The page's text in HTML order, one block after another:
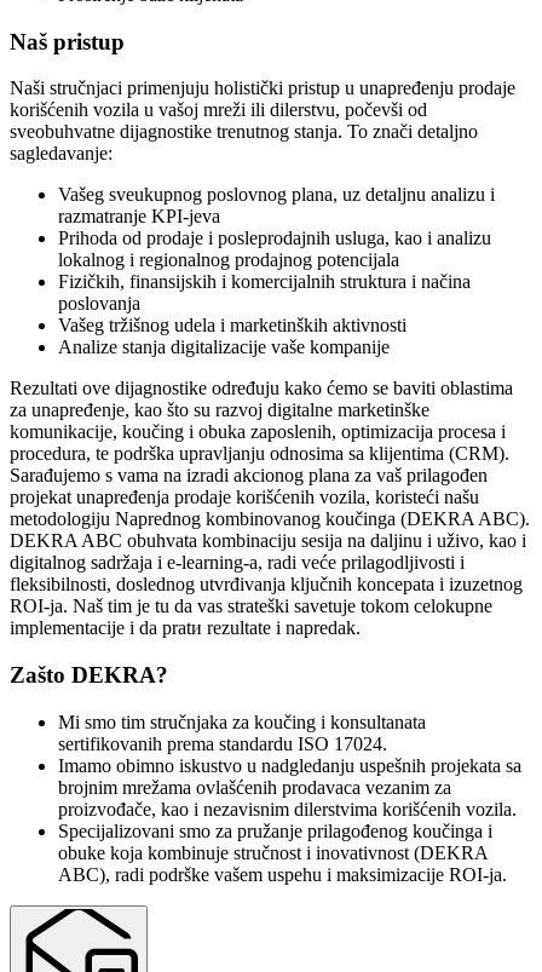
Naš pristup
Naši stručnjaci primenjuju holistički pristup u unapređenju prodaje
korišćenih vozila u vašoj mreži ili dilerstvu, počevši od
sveobuhvatne dijagnostike trenutnog stanja. To znači detaljno
sagledavanje:
Vašeg sveukupnog poslovnog plana, uz detaljnu analizu i
razmatranje KPI-jeva
Prihoda od prodaje i posleprodajnih usluga, kao i analizu
lokalnog i regionalnog prodajnog potencijala
Fizičkih, finansijskih i komercijalnih struktura i načina
poslovanja
Vašeg tržišnog udela i marketinških aktivnosti
Analize stanja digitalizacije vaše kompanije
Rezultati ove dijagnostike određuju kako ćemo se baviti oblastima
za unapređenje, kao što su razvoj digitalne marketinške
komunikacije, koučing i obuka zaposlenih, optimizacija procesa i
procedura, te podrška upravljanju odnosima sa klijentima (CRM).
Sarađujemo s vama na izradi akcionog plana za vaš prilagođen
projekat unapređenja prodaje korišćenih vozila, koristeći našu
metodologiju Naprednog kombinovanog koučinga (DEKRA ABC).
DEKRA ABC obuhvata kombinaciju sesija na daljinu i uživo, kao i
digitalnog sadržaja i e-learning-a, radi veće prilagodljivosti i
fleksibilnosti, doslednog utvrđivanja ključnih koncepata i izuzetnog
ROI-ja. Naš tim je tu da vas strateški savetuje tokom celokupne
implementacije i da pratи rezultate i napredak.
Zašto DEKRA?
Mi smo tim stručnjaka za koučing i konsultanata
sertifikovanih prema standardu ISO 17024.
Imamo obimno iskustvo u nadgledanju uspešnih projekata sa
brojnim mrežama ovlašćenih prodavaca vezanim za
proizvođače, kao i nezavisnim dilerstvima korišćenih vozila.
Specijalizovani smo za pružanje prilagođenog koučinga i
obuke koja kombinuje stručnost i inovativnost (DEKRA
ABC), radi podrške vašem uspehu i maksimizacije ROI-ja.